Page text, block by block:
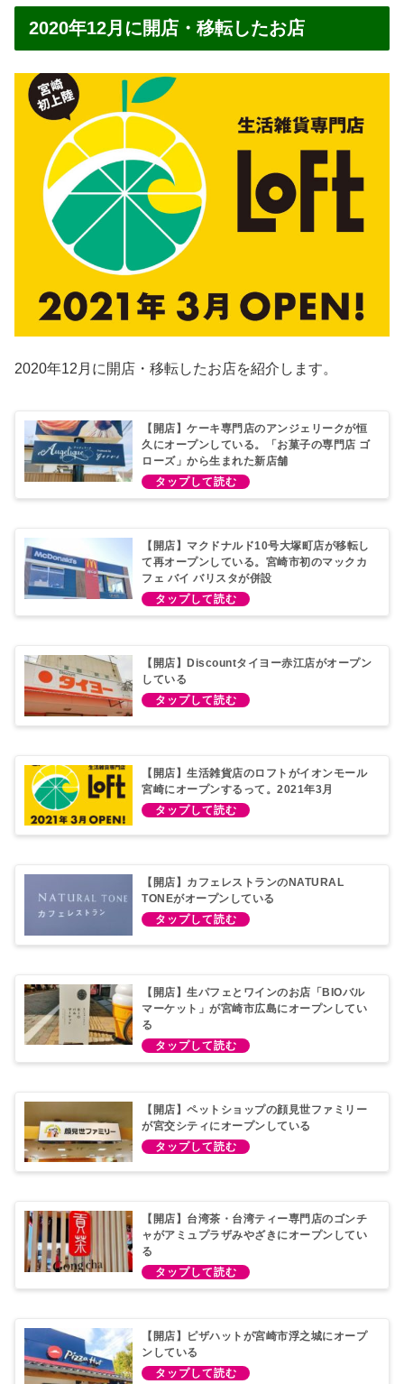
2020年12月に開店・移転したお店
2020年12月に開店・移転したお店を紹介します。
【開店】ケーキ専門店のアンジェリークが恒
久にオープンしている。「お菓子の専門店 ゴ
ローズ」から生まれた新店舗
【開店】マクドナルド10号大塚町店が移転し
て再オープンしている。宮崎市初のマックカ
フェ バイ バリスタが併設
【開店】Discountタイヨー赤江店がオープン
している
【開店】生活雑貨店のロフトがイオンモール
宮崎にオープンするって。2021年3月
【開店】カフェレストランのNATURAL
TONEがオープンしている
【開店】生パフェとワインのお店「BIOバル
マーケット」が宮崎市広島にオープンしてい
る
【開店】ペットショップの顔見世ファミリー
が宮交シティにオープンしている
【開店】台湾茶・台湾ティー専門店のゴンチ
ャがアミュプラザみやざきにオープンしてい
る
【開店】ピザハットが宮崎市浮之城にオープ
ンしている